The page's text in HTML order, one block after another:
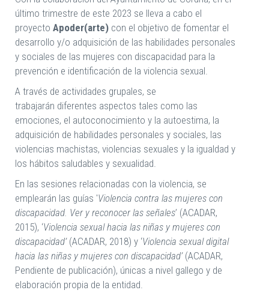
último trimestre de este 2023 se lleva a cabo el
proyecto Apoder(arte) con el objetivo de fomentar el
desarrollo y/o adquisición de las habilidades personales
y sociales de las mujeres con discapacidad para la
prevención e identificación de la violencia sexual.
A través de actividades grupales, se
trabajarán diferentes aspectos tales como las
emociones, el autoconocimiento y la autoestima, la
adquisición de habilidades personales y sociales, las
violencias machistas, violencias sexuales y la igualdad y
los hábitos saludables y sexualidad.
En las sesiones relacionadas con la violencia, se
emplearán las guías 'Violencia contra las mujeres con
discapacidad. Ver y reconocer las señales’ (ACADAR,
2015), ‘Violencia sexual hacia las niñas y mujeres con
discapacidad’(ACADAR, 2018) y ‘Violencia sexual digital
hacia las niñas y mujeres con discapacidad’(ACADAR,
Pendiente de publicación), únicas a nivel gallego y de
elaboración propia de la entidad.